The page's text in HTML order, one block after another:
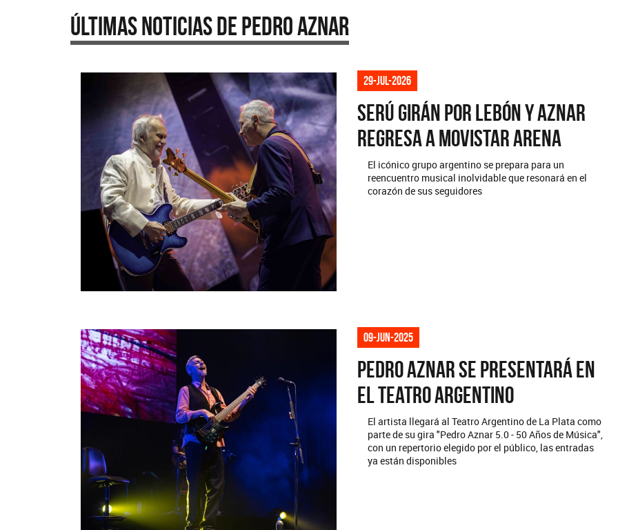
Últimas Noticias de Pedro Aznar
29-jul-2026
Serú Girán por Lebón y Aznar
regresa a Movistar Arena
El icónico grupo argentino se prepara para un
reencuentro musical inolvidable que resonará en el
corazón de sus seguidores
09-jun-2025
Pedro Aznar se presentará en
el Teatro Argentino
El artista llegará al Teatro Argentino de La Plata como
parte de su gira "Pedro Aznar 5.0 - 50 Años de Música",
con un repertorio elegido por el público, las entradas
ya están disponibles